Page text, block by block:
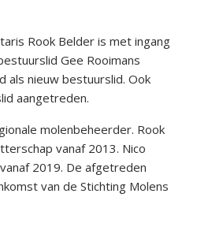
Rook Belder is met ingang
Gee Rooimans
als nieuw bestuurslid. Ook
aangetreden.
molenbeheerder. Rook
vanaf 2013. Nico
2019. De afgetreden
van de Stichting Molens